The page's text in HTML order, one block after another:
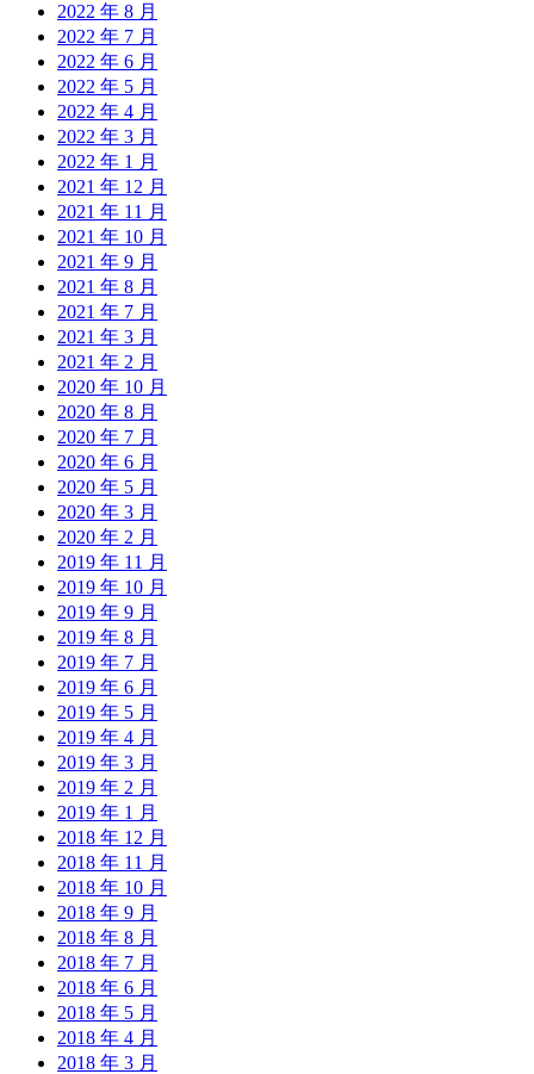
2022 年 8 月
2022 年 7 月
2022 年 6 月
2022 年 5 月
2022 年 4 月
2022 年 3 月
2022 年 1 月
2021 年 12 月
2021 年 11 月
2021 年 10 月
2021 年 9 月
2021 年 8 月
2021 年 7 月
2021 年 3 月
2021 年 2 月
2020 年 10 月
2020 年 8 月
2020 年 7 月
2020 年 6 月
2020 年 5 月
2020 年 3 月
2020 年 2 月
2019 年 11 月
2019 年 10 月
2019 年 9 月
2019 年 8 月
2019 年 7 月
2019 年 6 月
2019 年 5 月
2019 年 4 月
2019 年 3 月
2019 年 2 月
2019 年 1 月
2018 年 12 月
2018 年 11 月
2018 年 10 月
2018 年 9 月
2018 年 8 月
2018 年 7 月
2018 年 6 月
2018 年 5 月
2018 年 4 月
2018 年 3 月